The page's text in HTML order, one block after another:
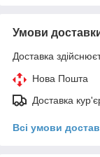
Умови
Доставка
Нова Пошта
Доставка
Всі умови